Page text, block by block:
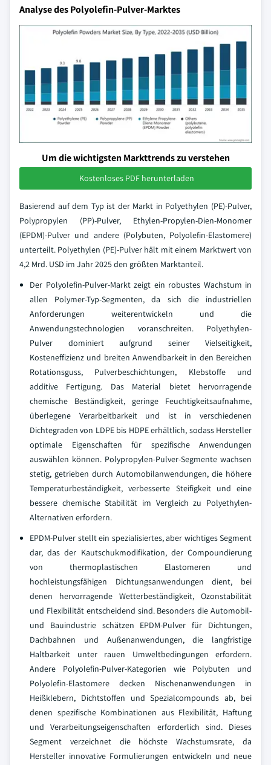
Analyse des Polyolefin-Pulver-Marktes
Um die wichtigsten Markttrends zu verstehen
Kostenloses PDF herunterladen
Basierend auf dem Typ ist der Markt in Polyethylen (PE)-Pulver,
Polypropylen (PP)-Pulver, Ethylen-Propylen-Dien-Monomer
(EPDM)-Pulver und andere (Polybuten, Polyolefin-Elastomere)
unterteilt. Polyethylen (PE)-Pulver hält mit einem Marktwert von
4,2 Mrd. USD im Jahr 2025 den größten Marktanteil.
Der Polyolefin-Pulver-Markt zeigt ein robustes Wachstum in
allen Polymer-Typ-Segmenten, da sich die industriellen
Anforderungen weiterentwickeln und die
Anwendungstechnologien voranschreiten. Polyethylen-
Pulver dominiert aufgrund seiner Vielseitigkeit,
Kosteneffizienz und breiten Anwendbarkeit in den Bereichen
Rotationsguss, Pulverbeschichtungen, Klebstoffe und
additive Fertigung. Das Material bietet hervorragende
chemische Beständigkeit, geringe Feuchtigkeitsaufnahme,
überlegene Verarbeitbarkeit und ist in verschiedenen
Dichtegraden von LDPE bis HDPE erhältlich, sodass Hersteller
optimale Eigenschaften für spezifische Anwendungen
auswählen können. Polypropylen-Pulver-Segmente wachsen
stetig, getrieben durch Automobilanwendungen, die höhere
Temperaturbeständigkeit, verbesserte Steifigkeit und eine
bessere chemische Stabilität im Vergleich zu Polyethylen-
Alternativen erfordern.
EPDM-Pulver stellt ein spezialisiertes, aber wichtiges Segment
dar, das der Kautschukmodifikation, der Compoundierung
von thermoplastischen Elastomeren und
hochleistungsfähigen Dichtungsanwendungen dient, bei
denen hervorragende Wetterbeständigkeit, Ozonstabilität
und Flexibilität entscheidend sind. Besonders die Automobil-
und Bauindustrie schätzen EPDM-Pulver für Dichtungen,
Dachbahnen und Außenanwendungen, die langfristige
Haltbarkeit unter rauen Umweltbedingungen erfordern.
Andere Polyolefin-Pulver-Kategorien wie Polybuten und
Polyolefin-Elastomere decken Nischenanwendungen in
Heißklebern, Dichtstoffen und Spezialcompounds ab, bei
denen spezifische Kombinationen aus Flexibilität, Haftung
und Verarbeitungseigenschaften erforderlich sind. Dieses
Segment verzeichnet die höchste Wachstumsrate, da
Hersteller innovative Formulierungen entwickeln und neue